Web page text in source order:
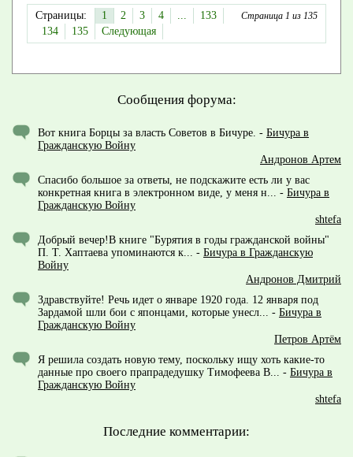
Страница 1 из 135
Страницы: 1 2 3 4
133
134
135 Следующая
Сообщения форума:
Вот книга Борцы за власть Советов в Бичуре. - Бичура в
Гражданскую Войну
Андронов Артем
Спасибо большое за ответы, не подскажите есть ли у вас
конкретная книга в электронном виде, у меня н...
- Бичура в
Гражданскую Войну
shtefa
Добрый вечер!В книге "Бурятия в годы гражданской войны"
П. Т. Хаптаева упоминаются к...
- Бичура в Гражданскую
Войну
Андронов Дмитрий
Здравствуйте! Речь идет о январе 1920 года. 12 января под
Зардамой шли бои с японцами, которые унесл...
- Бичура в
Гражданскую Войну
Петров Артём
Я решила создать новую тему, поскольку ищу хоть какие-то
данные про своего прапрадедушку Тимофеева В...
- Бичура в
Гражданскую Войну
shtefa
Последние комментарии: